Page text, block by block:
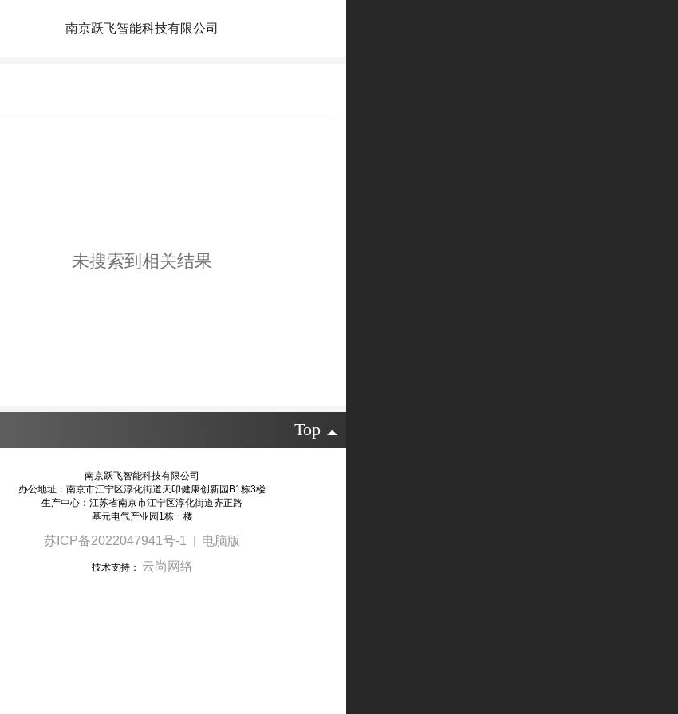
南京跃飞智能科技有限公司
未搜索到相关结果
Top
南京跃飞智能科技有限公司
办公地址：南京市江宁区淳化街道天印健康创新园B1栋3楼
生产中心：江苏省南京市江宁区淳化街道齐正路
基元电气产业园1栋一楼
苏ICP备2022047941号-1 电脑版
技术支持： 云尚网络